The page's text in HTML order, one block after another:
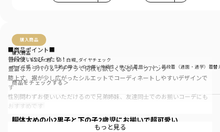
購入商品
購入商品
サイズ感 ：ゆったり 生地の厚さ：やや厚い伸縮性：伸びる着用シーン：普段着（通園・通学） 着替
サイズ：150cm色：95：白紺_ダイヤチェック
商品をチェックする＞
胴体太めの小2男子と下の子2歳児にお揃いで超可愛い
■商品ポイント■
普段使いにぴったり！
豊富なカラバリ＆プチプラで何枚も欲しくなるハーフパンツ
膝上丈、裾が少し広がったシルエットでコーディネートしやすいデザインで
す
性別問わずお使いいただけるので兄弟姉妹、友達同士でのお揃いコーデにも
おすすめです
あって嬉しい♪お名前ネーム付き
もっと見る